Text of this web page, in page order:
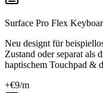
Surface Pro Flex
Neu designt für
Zustand oder separat als
haptischem Touchpad &
+€9/m